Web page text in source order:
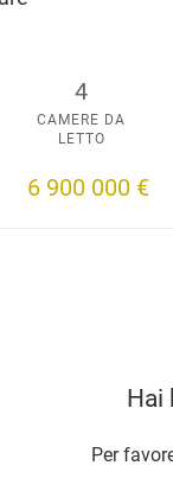
4
CAMERE DA
LETTO
6 900 000 €
Hai
Per